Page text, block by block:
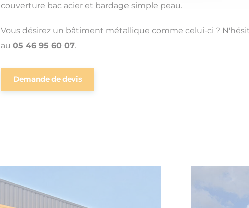
couverture bac acier et bardage simple peau.
Vous désirez un bâtiment métallique comme celui-ci ?
au 05 46 95 60 07.
Demande de devis